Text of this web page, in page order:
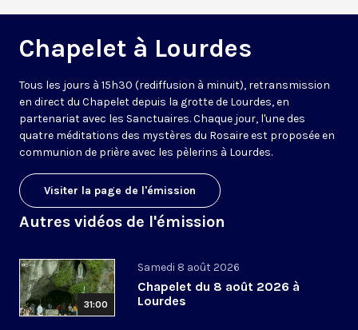
Chapelet à Lourdes
Tous les jours à 15h30 (rediffusion à minuit), retransmission
en direct du Chapelet depuis la grotte de Lourdes, en
partenariat avec les Sanctuaires. Chaque jour, l'une des
quatre méditations des mystères du Rosaire est proposée en
communion de prière avec les pèlerins à Lourdes.
Visiter la page de l'émission
Autres vidéos de l'émission
31:00
Samedi 8 août 2026
Chapelet du 8 août 2026 à
Lourdes